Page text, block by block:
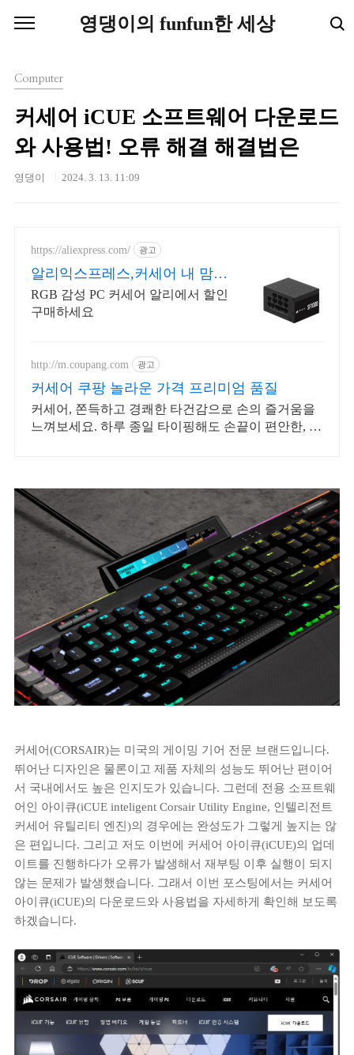
영댕이의 funfun한 세상
Computer
커세어 iCUE 소프트웨어 다운로드
와 사용법! 오류 해결 해결법은
영댕이 2024. 3. 13. 11:09
https://aliexpress.com/ 광고
알리익스프레스,커세어 내 맘에
쏙드는 오늘의 특가
RGB 감성 PC 커세어 알리에서 할인
구매하세요
http://m.coupang.com 광고
커세어 쿠팡 놀라운 가격 프리미엄 품질
커세어, 쫀득하고 경쾌한 타건감으로 손의 즐거움을
느껴보세요. 하루 종일 타이핑해도 손끝이 편안한, 만
커세어(CORSAIR)는 미국의 게이밍 기어 전문 브랜드입니다.
뛰어난 디자인은 물론이고 제품 자체의 성능도 뛰어난 편이어
서 국내에서도 높은 인지도가 있습니다. 그런데 전용 소프트웨
어인 아이큐(iCUE inteligent Corsair Utility Engine, 인텔리전트
커세어 유틸리티 엔진)의 경우에는 완성도가 그렇게 높지는 않
은 편입니다. 그리고 저도 이번에 커세어 아이큐(iCUE)의 업데
이트를 진행하다가 오류가 발생해서 재부팅 이후 실행이 되지
않는 문제가 발생했습니다. 그래서 이번 포스팅에서는 커세어
아이큐(iCUE)의 다운로드와 사용법을 자세하게 확인해 보도록
하겠습니다.